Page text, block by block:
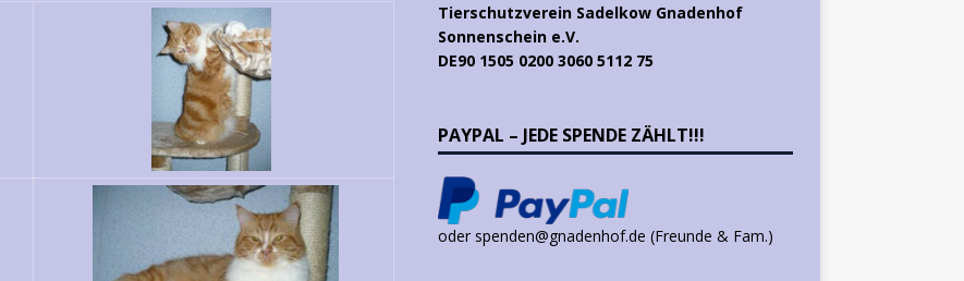
Tierschutzverein Sadelkow Gnadenhof
Sonnenschein e.V.
DE90 1505 0200 3060 5112 75
PAYPAL – JEDE SPENDE ZÄHLT!!!
oder spenden@gnadenhof.de (Freunde & Fam.)